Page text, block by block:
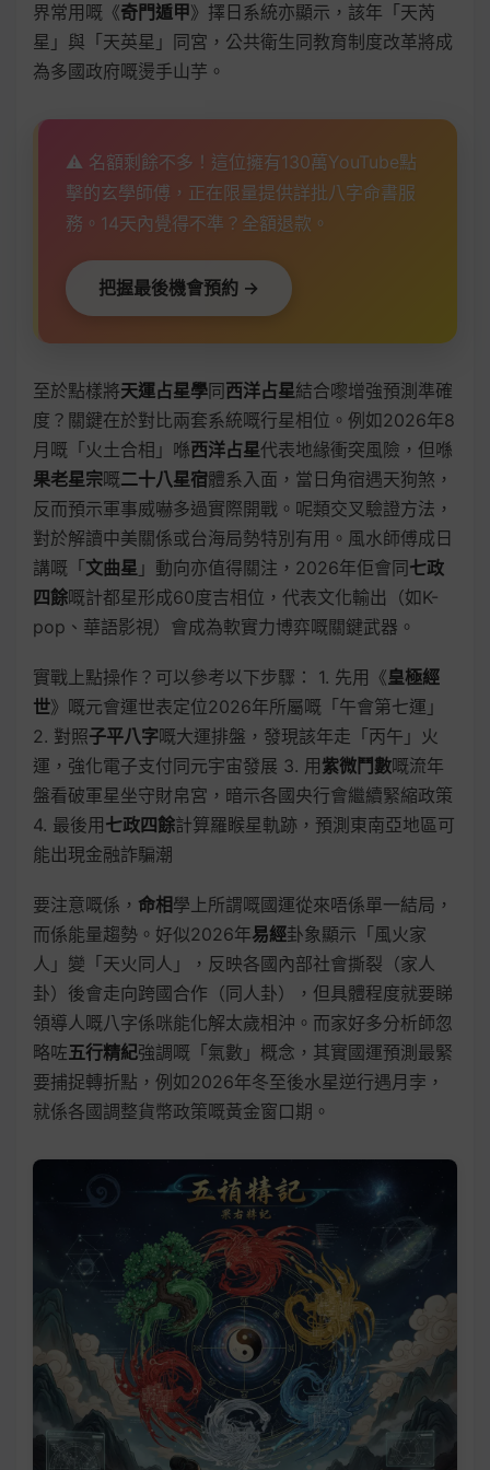
界常用嘅《奇門遁甲》擇日系統亦顯示，該年「天芮
星」與「天英星」同宮，公共衛生同教育制度改革將成
為多國政府嘅燙手山芋。
⚠️ 名額剩餘不多！這位擁有130萬YouTube點
擊的玄學師傅，正在限量提供詳批八字命書服
務。14天內覺得不準？全額退款。
把握最後機會預約 →
至於點樣將天運占星學同西洋占星結合嚟增強預測準確
度？關鍵在於對比兩套系統嘅行星相位。例如2026年8
月嘅「火土合相」喺西洋占星代表地緣衝突風險，但喺
果老星宗嘅二十八星宿體系入面，當日角宿遇天狗煞，
反而預示軍事威嚇多過實際開戰。呢類交叉驗證方法，
對於解讀中美關係或台海局勢特別有用。風水師傅成日
講嘅「 文曲星 」動向亦值得關注，2026年佢會同七政
四餘嘅計都星形成60度吉相位，代表文化輸出（如K-
pop、華語影視）會成為軟實力博弈嘅關鍵武器。
實戰上點操作？可以參考以下步驟： 1. 先用《皇極經
世》嘅元會運世表定位2026年所屬嘅「午會第七運」
2. 對照子平八字嘅大運排盤，發現該年走「丙午」火
運，強化電子支付同元宇宙發展 3. 用 紫微鬥數嘅流年
盤看破軍星坐守財帛宮，暗示各國央行會繼續緊縮政策
4. 最後用 七政四餘計算羅睺星軌跡，預測東南亞地區可
能出現金融詐騙潮
要注意嘅係， 命相學上所謂嘅國運從來唔係單一結局，
而係能量趨勢。好似2026年易經卦象顯示「風火家
人」變「天火同人」，反映各國內部社會撕裂（家人
卦）後會走向跨國合作（同人卦），但具體程度就要睇
領導人嘅八字係咪能化解太歲相沖。而家好多分析師忽
略咗五行精紀強調嘅「氣數」概念，其實國運預測最緊
要捕捉轉折點，例如2026年冬至後水星逆行遇月孛，
就係各國調整貨幣政策嘅黃金窗口期。